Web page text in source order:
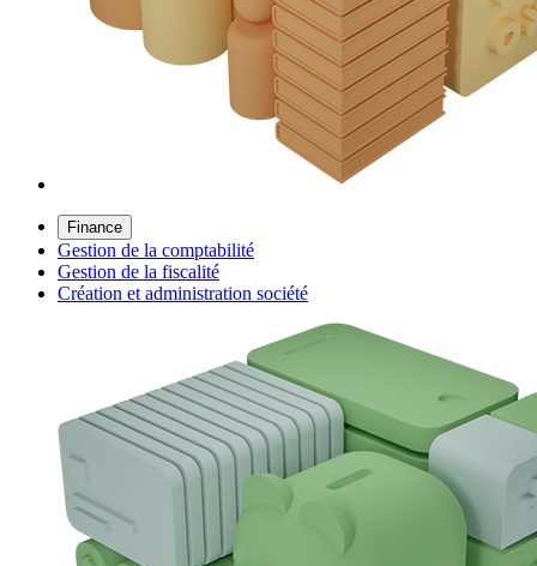
Finance
Gestion de la comptabilité
Gestion de la fiscalité
Création et administration société